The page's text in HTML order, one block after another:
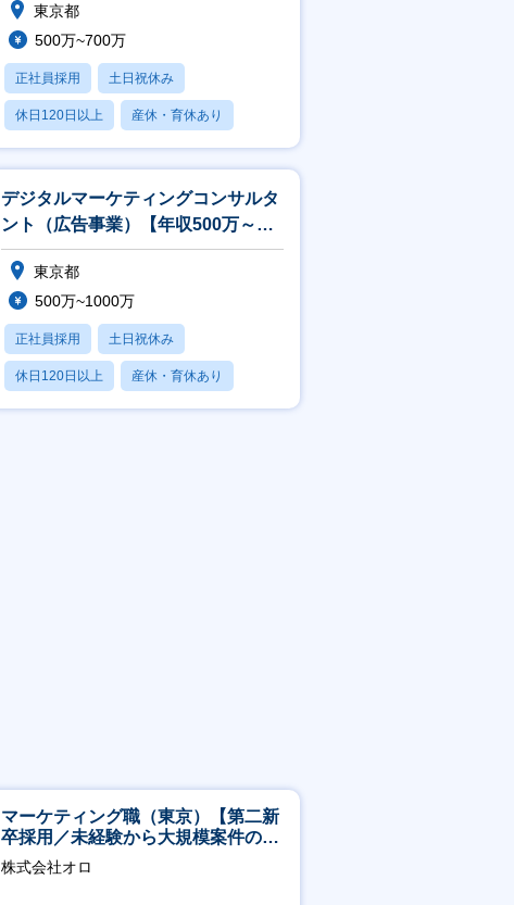
東京都
500万~700万
正社員採用 土日祝休み
休日120日以上 産休・育休あり
賞与あり
デジタルマーケティングコンサルタ
ント（広告事業）【年収500万～／
リモート可能／地域創生◎】
東京都
500万~1000万
正社員採用 土日祝休み
休日120日以上 産休・育休あり
転勤なし
マーケティング職（東京）【第二新
卒採用／未経験から大規模案件のマ
ーケティングが経験できる／研修充
実】
株式会社オロ